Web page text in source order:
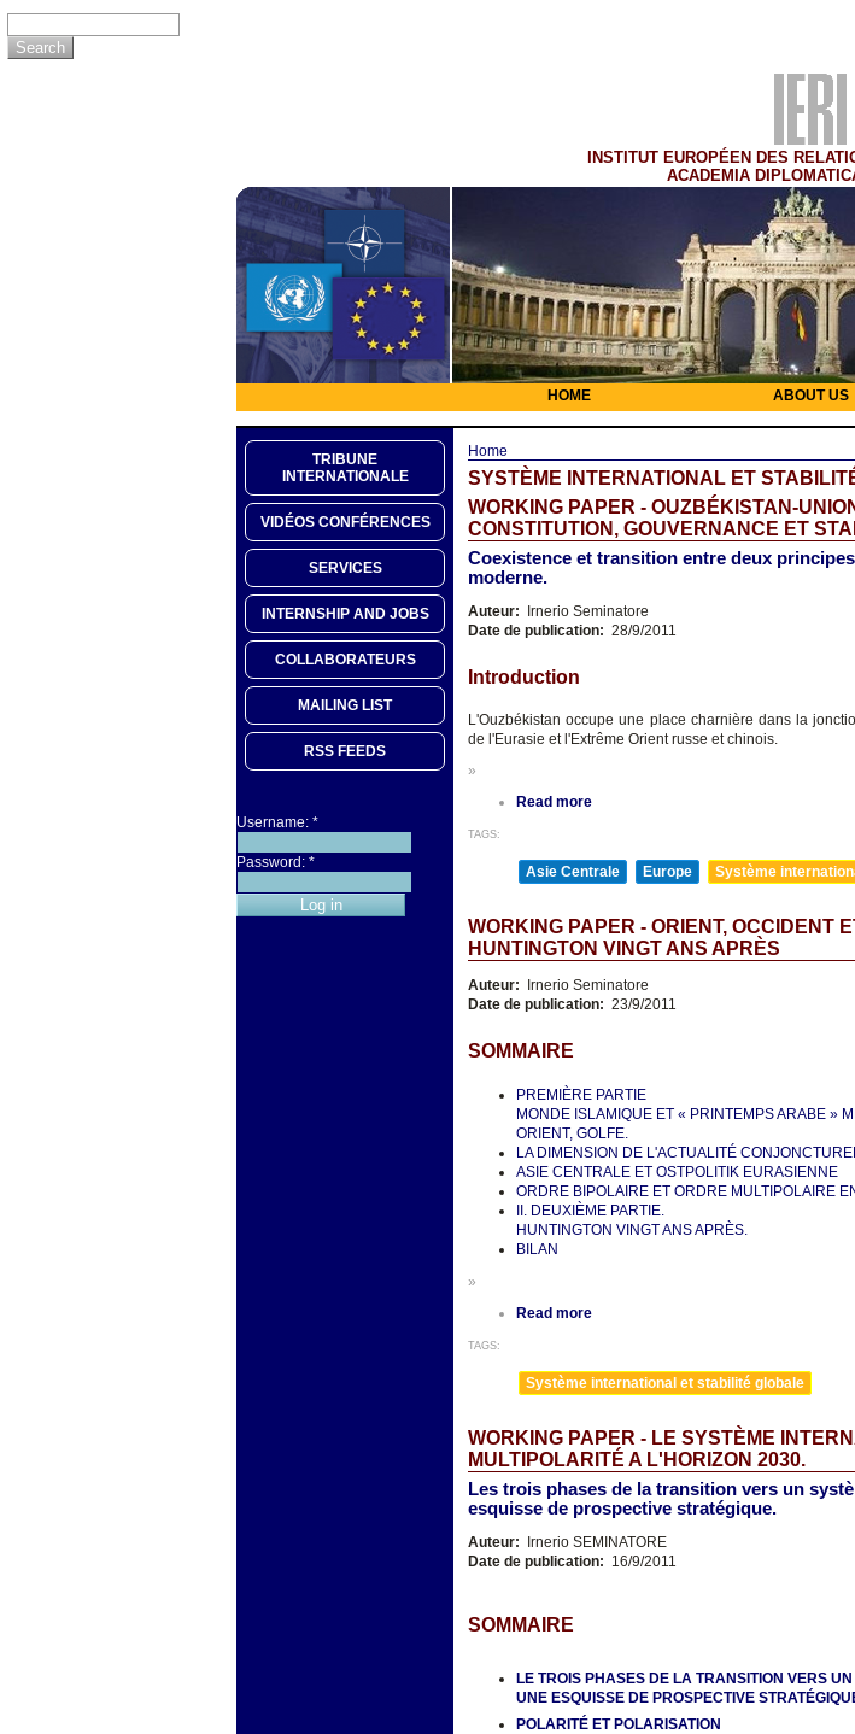
INSTITUT EUROPÉEN DES
ACADEMIA
HOME ABOUT US
TRIBUNE
INTERNATIONALE
VIDÉOS CONFÉRENCES
SERVICES
INTERNSHIP AND JOBS
COLLABORATEURS
MAILING LIST
RSS FEEDS
Username: *
Password: *
Home
SYSTÈME INTERNATIONAL ET
WORKING PAPER - OUZBÉKISTAN-
CONSTITUTION, GOUVERNANCE ET
Coexistence et transition entre deux
moderne.
Auteur: Irnerio Seminatore
Date de publication: 28/9/2011
Introduction
L'Ouzbékistan occupe une place charnière dans la
de l'Eurasie et l'Extrême Orient russe et chinois.
»
Read more
TAGS:
Asie Centrale Europe Système
WORKING PAPER - ORIENT, OCCIDENT
HUNTINGTON VINGT ANS APRÈS
Auteur: Irnerio Seminatore
Date de publication: 23/9/2011
SOMMAIRE
PREMIÈRE PARTIE
MONDE ISLAMIQUE ET « PRINTEMPS ARABE »
ORIENT, GOLFE.
LA DIMENSION DE L'ACTUALITÉ
ASIE CENTRALE ET OSTPOLITIK EURASIENNE
ORDRE BIPOLAIRE ET ORDRE MULTIPOLAIRE
II. DEUXIÈME PARTIE.
HUNTINGTON VINGT ANS APRÈS.
BILAN
»
Read more
TAGS:
Système international et stabilité globale
WORKING PAPER - LE SYSTÈME
MULTIPOLARITÉ A L'HORIZON 2030.
Les trois phases de la transition vers un
esquisse de prospective stratégique.
Auteur:
Irnerio SEMINATORE
Date de publication: 16/9/2011
SOMMAIRE
LE TROIS PHASES DE LA TRANSITION VERS
UNE ESQUISSE DE PROSPECTIVE
POLARITÉ ET POLARISATION